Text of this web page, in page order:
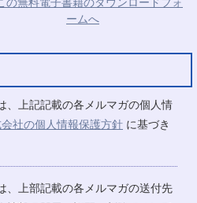
、上記記載の各メルマガの個人情
社の個人情報保護方針 に基づき
、上部記載の各メルマガの送付先